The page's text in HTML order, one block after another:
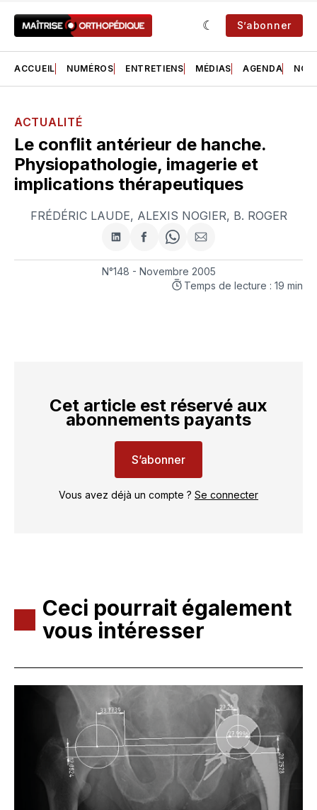
S’abonner
ACCUEIL NUMÉROS ENTRETIENS MÉDIAS AGENDA NOS
ACTUALITÉ
Le conflit antérieur de hanche.
Physiopathologie, imagerie et
implications thérapeutiques
FRÉDÉRIC LAUDE, ALEXIS NOGIER, B. ROGER
Partager
sur
LinkedIn
Partager
sur
Facebook
Share
on
WhatsApp
Partager
par
courriel
N°148 - Novembre 2005
Temps de lecture : 19 min
Cet article est réservé aux
abonnements payants
S’abonner
Vous avez déjà un compte ? Se connecter
Ceci pourrait également
vous intéresser